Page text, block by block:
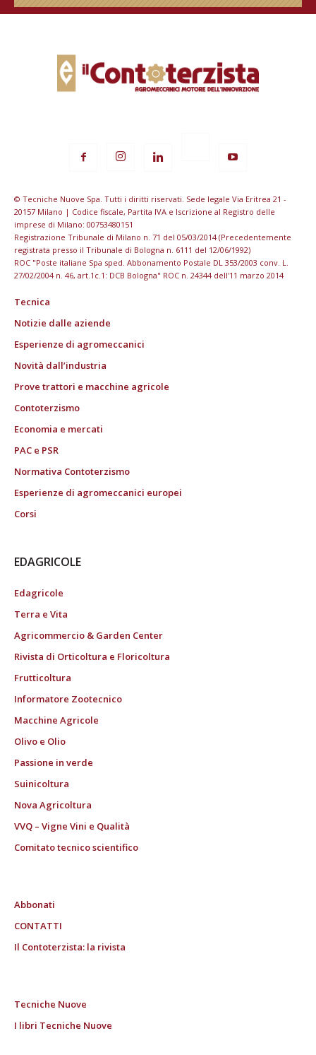
© Tecniche Nuove Spa. Tutti i diritti riservati. Sede legale Via Eritrea 21 -
20157 Milano | Codice fiscale, Partita IVA e Iscrizione al Registro delle
imprese di Milano: 00753480151
Registrazione Tribunale di Milano n. 71 del 05/03/2014 (Precedentemente
registrata presso il Tribunale di Bologna n. 6111 del 12/06/1992)
ROC "Poste italiane Spa sped. Abbonamento Postale DL 353/2003 conv. L.
27/02/2004 n. 46, art.1c.1: DCB Bologna" ROC n. 24344 dell'11 marzo 2014
Tecnica
Notizie dalle aziende
Esperienze di agromeccanici
Novità dall’industria
Prove trattori e macchine agricole
Contoterzismo
Economia e mercati
PAC e PSR
Normativa Contoterzismo
Esperienze di agromeccanici europei
Corsi
EDAGRICOLE
Edagricole
Terra e Vita
Agricommercio & Garden Center
Rivista di Orticoltura e Floricoltura
Frutticoltura
Informatore Zootecnico
Macchine Agricole
Olivo e Olio
Passione in verde
Suinicoltura
Nova Agricoltura
VVQ – Vigne Vini e Qualità
Comitato tecnico scientifico
Abbonati
CONTATTI
Il Contoterzista: la rivista
Tecniche Nuove
I libri Tecniche Nuove